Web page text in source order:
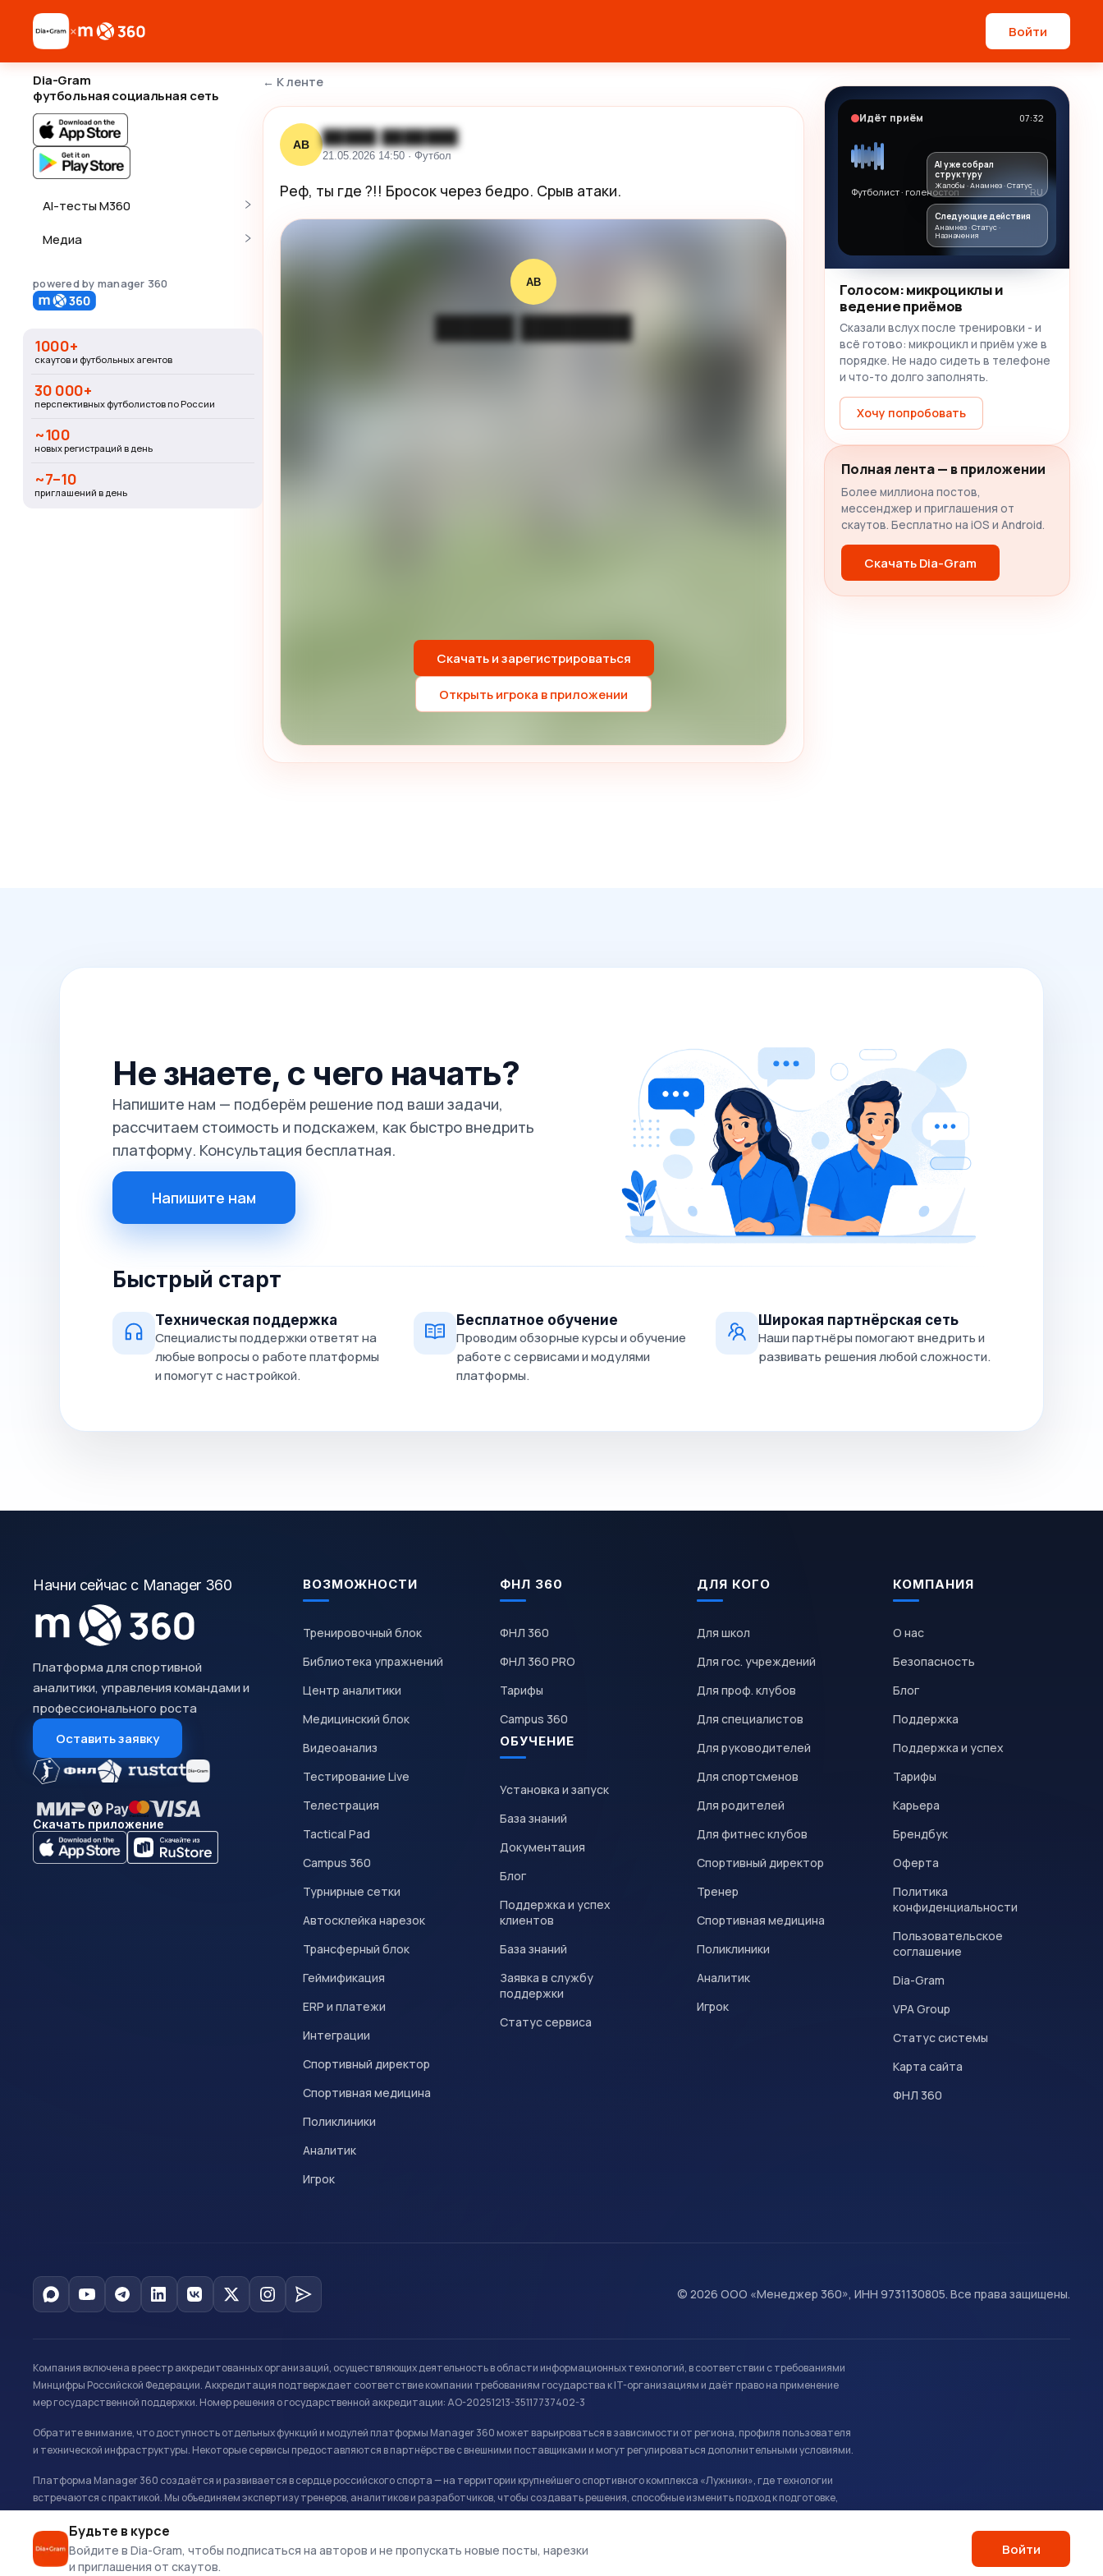
× Войти
Dia-Gram
футбольная социальная сеть
AI-тесты M360
Медиа
powered by manager 360
1000+
скаутов и футбольных агентов
30 000+
перспективных футболистов по России
~100
новых регистраций в день
~7–10
приглашений в день
← К ленте
АВ █████ ███████
21.05.2026 14:50 · Футбол
Реф, ты где ?!! Бросок через бедро. Срыв атаки.
АВ
█████ ███████
Скачать и зарегистрироваться
Открыть игрока в приложении
Идёт приём 07:32
Футболист · голеностоп RU
AI уже собрал
структуру
Жалобы · Анамнез · Статус
Следующие действия
Анамнез · Статус ·
Назначения
Голосом: микроциклы и
ведение приёмов
Сказали вслух после тренировки - и
всё готово: микроцикл и приём уже в
порядке. Не надо сидеть в телефоне
и что-то долго заполнять.
Хочу попробовать
Полная лента — в приложении
Более миллиона постов,
мессенджер и приглашения от
скаутов. Бесплатно на iOS и Android.
Скачать Dia-Gram
Будьте в курсе
Войдите в Dia-Gram, чтобы подписаться на авторов и не пропускать новые посты, нарезки
и приглашения от скаутов.
Войти
Не знаете, с чего начать?
Напишите нам — подберём решение под ваши задачи,
рассчитаем стоимость и подскажем, как быстро внедрить
платформу. Консультация бесплатная.
Напишите нам
Быстрый старт
Техническая поддержка
Специалисты поддержки ответят на
любые вопросы о работе платформы
и помогут с настройкой.
Бесплатное обучение
Проводим обзорные курсы и обучение
работе с сервисами и модулями
платформы.
Широкая партнёрская сеть
Наши партнёры помогают внедрить и
развивать решения любой сложности.
Начни сейчас с Manager 360
Платформа для спортивной
аналитики, управления командами и
профессионального роста
Оставить заявку
Скачать приложение
ВОЗМОЖНОСТИ
Тренировочный блок
Библиотека упражнений
Центр аналитики
Медицинский блок
Видеоанализ
Тестирование Live
Телестрация
Tactical Pad
Campus 360
Турнирные сетки
Автосклейка нарезок
Трансферный блок
Геймификация
ERP и платежи
Интеграции
Спортивный директор
Спортивная медицина
Поликлиники
Аналитик
Игрок
ФНЛ 360
ФНЛ 360
ФНЛ 360 PRO
Тарифы
Campus 360
ОБУЧЕНИЕ
Установка и запуск
База знаний
Документация
Блог
Поддержка и успех
клиентов
База знаний
Заявка в службу
поддержки
Статус сервиса
ДЛЯ КОГО
Для школ
Для гос. учреждений
Для проф. клубов
Для специалистов
Для руководителей
Для спортсменов
Для родителей
Для фитнес клубов
Спортивный директор
Тренер
Спортивная медицина
Поликлиники
Аналитик
Игрок
КОМПАНИЯ
О нас
Безопасность
Блог
Поддержка
Поддержка и успех
Тарифы
Карьера
Брендбук
Оферта
Политика
конфиденциальности
Пользовательское
соглашение
Dia-Gram
VPA Group
Статус системы
Карта сайта
ФНЛ 360
© 2026 ООО «Менеджер 360», ИНН 9731130805. Все права защищены.
Компания включена в реестр аккредитованных организаций, осуществляющих деятельность в области информационных технологий, в соответствии с требованиями
Минцифры Российской Федерации. Аккредитация подтверждает соответствие компании требованиям государства к IT-организациям и даёт право на применение
мер государственной поддержки. Номер решения о государственной аккредитации: АО-20251213-35117737402-3
Обратите внимание, что доступность отдельных функций и модулей платформы Manager 360 может варьироваться в зависимости от региона, профиля пользователя
и технической инфраструктуры. Некоторые сервисы предоставляются в партнёрстве с внешними поставщиками и могут регулироваться дополнительными условиями.
Платформа Manager 360 создаётся и развивается в сердце российского спорта — на территории крупнейшего спортивного комплекса «Лужники», где технологии
встречаются с практикой. Мы объединяем экспертизу тренеров, аналитиков и разработчиков, чтобы создавать решения, способные изменить подход к подготовке,
развитию и управлению в спорте.
Офис: г. Москва, Олимпийский комплекс «Лужники», Большая спортивная арена, ул. Лужники 24с1.